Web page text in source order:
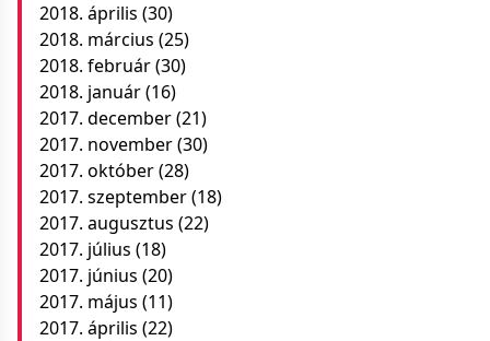
2018. április (30)
2018. március (25)
2018. február(30)
2018. január(16)
2017. december(21)
2017. november(30)
2017. október(28)
2017. szeptember(18)
2017. augusztus (22)
2017. július (18)
2017. június (20)
2017. május (11)
2017. április (22)